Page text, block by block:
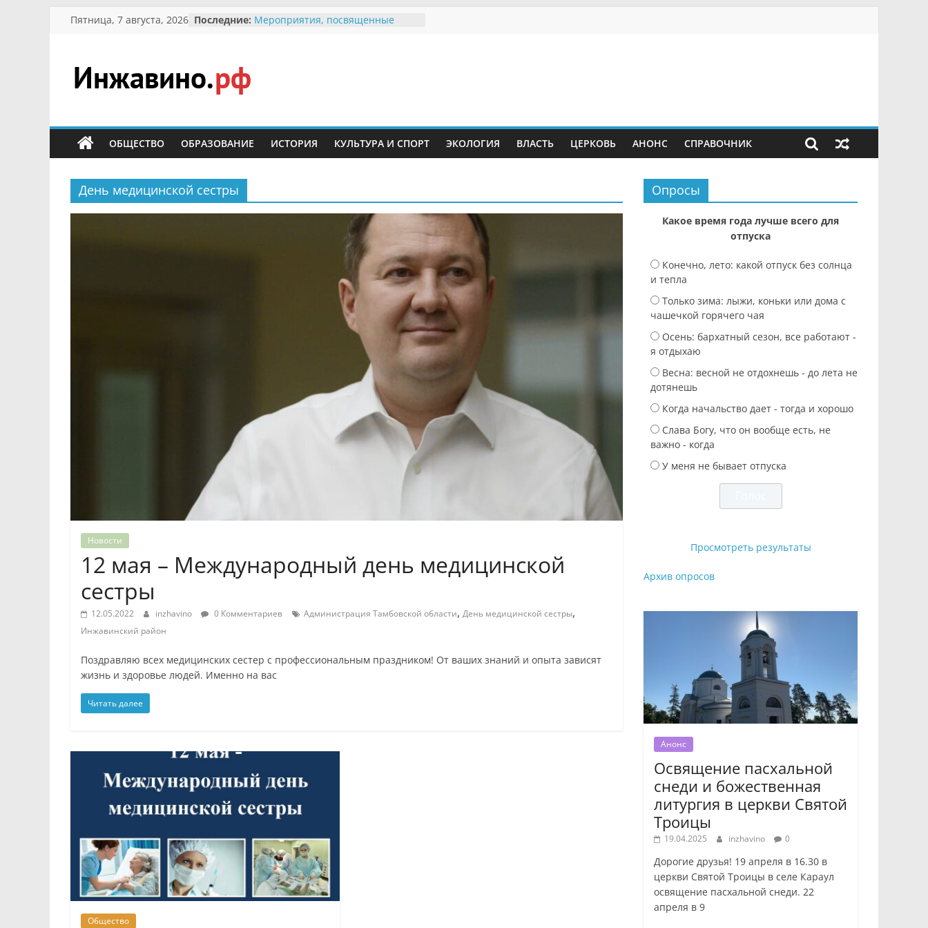
Перейти
Пятница, 7 августа, 2026 Последние: Мероприятия, посвященные
Безопасность в сети Интернет
Ученики приняли участие в
мероприятии «Сохраним
заповедника родились крапчатые
суслики
Инжавино.рф
сельский
портал
ОБЩЕСТВО ОБРАЗОВАНИЕ ИСТОРИЯ КУЛЬТУРА И СПОРТ ЭКОЛОГИЯ ВЛАСТЬ ЦЕРКОВЬ АНОНС СПРАВОЧНИК
День медицинской сестры
Новости
12 мая – Международный день медицинской
сестры
12.05.2022 inzhavino 0 Комментариев Администрация Тамбовской области, День медицинской сестры,
Инжавинский район
Поздравляю всех медицинских сестер с профессиональным праздником! От ваших знаний и опыта зависят
жизнь и здоровье людей. Именно на вас
Читать далее
Общество
Опросы
Какое время года лучше всего для
отпуска
Конечно, лето: какой отпуск без солнца
и тепла
Только зима: лыжи, коньки или дома с
чашечкой горячего чая
Осень: бархатный сезон, все работают -
я отдыхаю
Весна: весной не отдохнешь - до лета не
дотянешь
Когда начальство дает - тогда и хорошо
Слава Богу, что он вообще есть, не
важно - когда
У меня не бывает отпуска
Просмотреть результаты
Архив опросов
Анонс
Освящение пасхальной
снеди и божественная
литургия в церкви Святой
Троицы
19.04.2025 inzhavino 0
Дорогие друзья! 19 апреля в 16.30 в
церкви Святой Троицы в селе Караул
освящение пасхальной снеди. 22
апреля в 9